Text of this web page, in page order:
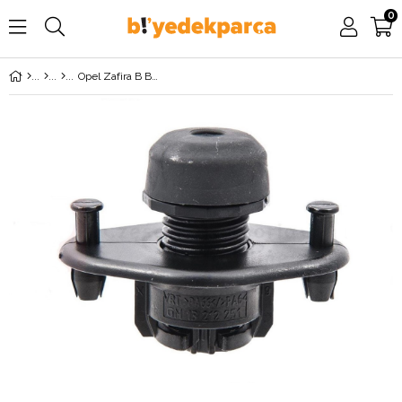
0
Opel Zafira B Bagaj Kapağı Ayar Takozu GM